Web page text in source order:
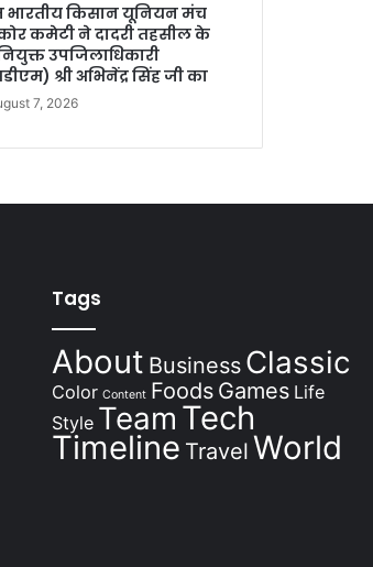
किसान यूनियन मंच
कमेटी ने दादरी तहसील के
उपजिलाधिकारी
श्री अभिनेंद्र सिंह जी का
7, 2026
Tags
About Business Classic
Color Content Foods Games Life
Style Team Tech
Timeline Travel World